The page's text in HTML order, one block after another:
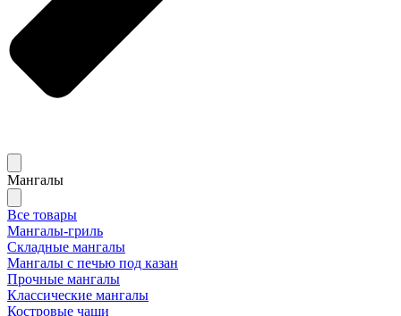
Мангалы
Все товары
Мангалы-гриль
Складные мангалы
Мангалы с печью под казан
Прочные мангалы
Классические мангалы
Костровые чаши